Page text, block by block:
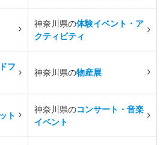
神奈川県の体験イベント・ア
クティビティ
フ
神奈川県の物産展
ト
神奈川県のコンサート・音楽
イベント